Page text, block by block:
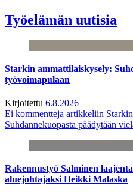
Työelämän uutisia
Starkin ammattilaiskysely:
työvoimapulaan
Kirjoitettu 6.8.2026
Ei kommentteja artikkeliin
Suhdannekuopasta päädytään
Rakennustyö Salminen
aluejohtajaksi Heikki Malaska